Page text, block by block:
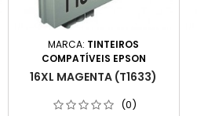
MARCA: TINTEIROS
COMPATÍVEIS EPSON
16XL MAGENTA (T1633)
(0)